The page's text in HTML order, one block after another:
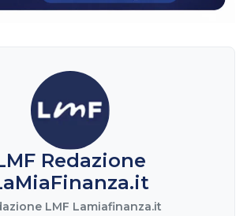
Redazione
LMF Lamiafinanza.it